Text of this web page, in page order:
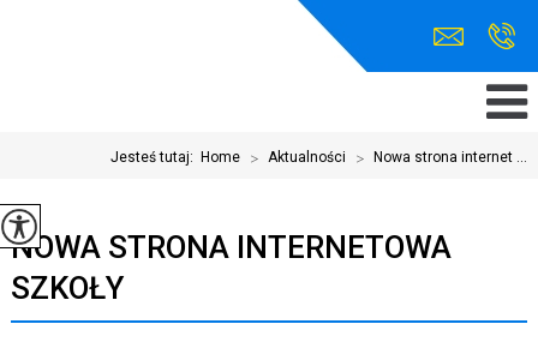
Jesteś tutaj: Home > Aktualności > Nowa strona internet ...
NOWA STRONA INTERNETOWA
SZKOŁY